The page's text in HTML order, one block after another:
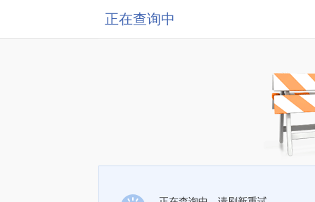
正在查询中